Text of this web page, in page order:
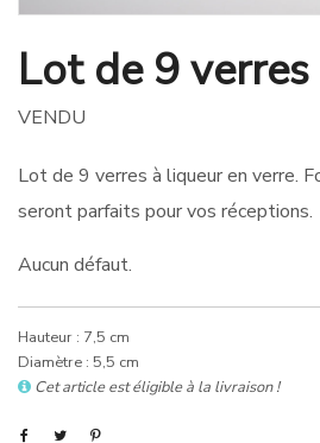
Lot de 9
VENDU
Lot de 9 verres à liqueur en verre.
seront parfaits pour vos réceptions.
Aucun défaut.
Hauteur : 7,5 cm
Diamètre : 5,5 cm
Cet article est éligible à la livraison !